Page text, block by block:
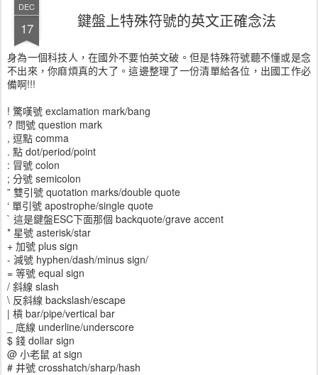
DEC
17 鍵盤上特殊符號的英文正確念法
身為一個科技人，在國外不要怕英文破。但是特殊符號聽不懂或是念
不出來，你麻煩真的大了。這邊整理了一份清單給各位，出國工作必
備啊!!!
! 驚嘆號 exclamation mark/bang
? 問號 question mark
, 逗點 comma
. 點 dot/period/point
: 冒號 colon
; 分號 semicolon
” 雙引號 quotation marks/double quote
‘ 單引號 apostrophe/single quote
` 這是鍵盤ESC下面那個 backquote/grave accent
* 星號 asterisk/star
+ 加號 plus sign
- 減號 hyphen/dash/minus sign/
= 等號 equal sign
/ 斜線 slash
\ 反斜線 backslash/escape
| 槓 bar/pipe/vertical bar
_ 底線 underline/underscore
$ 錢 dollar sign
@ 小老鼠 at sign
# 井號 crosshatch/sharp/hash